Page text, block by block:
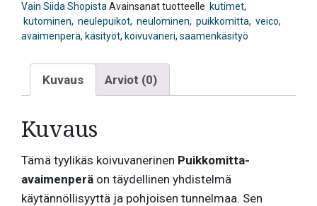
Vain Siida Shopista Avainsanat tuotteelle kutimet,
kutominen, neulepuikot, neulominen, puikkomitta, veico,
avaimenperä, käsityöt, koivuvaneri, saamenkäsityö
Kuvaus Arviot (0)
Kuvaus
Tämä tyylikäs koivuvanerinen Puikkomitta-
avaimenperä on täydellinen yhdistelmä
käytännöllisyyttä ja pohjoisen tunnelmaa. Sen